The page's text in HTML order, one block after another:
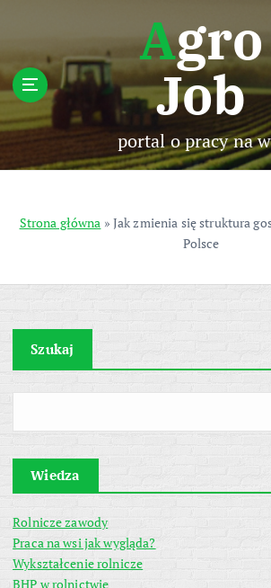
p
t
c
n
Agro
Job
portal o pracy na
Strona główna » Jak zmienia się struktura
Polsce
Szukaj
Wiedza
Rolnicze zawody
Praca na wsi jak wygląda?
Wykształcenie rolnicze
BHP w rolnictwie